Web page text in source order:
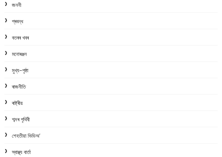
জননী
প্ৰবন্ধ
বতৰৰ খবৰ
মনোৰঞ্জন
মুখ্য-পৃষ্ঠা
ৰাজনীতি
ৰাষ্ট্ৰীয়
শব্দৰ পৃথিবী
শেহতীয়া ভিডিঅ’
স্বাস্থ্য বাৰ্তা